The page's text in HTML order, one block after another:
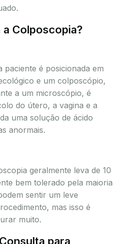
a Colposcopia?
é posicionada em
e um colposcópio,
a um microscópio, é
do útero, a vagina e a
uma solução de ácido
anormais.
geralmente leva de 10
bem tolerado pela maioria
sentir um leve
mas isso é
muito.
para